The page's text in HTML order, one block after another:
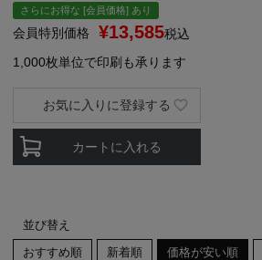
さらにお得な [会員価格] あり
会員特別価格 ¥13,585税込
1,000枚単位で印刷も承ります
カートに入れる
お気に入りに登録する
並び替え
おすすめ順
新着順 価格が安い順